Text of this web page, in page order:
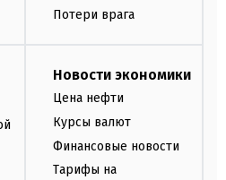
Потери врага
Новости экономики
Цена нефти
Курсы валют
Финансовые новости
Тарифы на